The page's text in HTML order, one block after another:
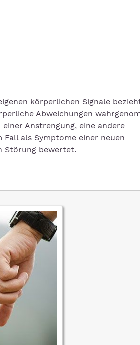
körperlichen Signale
Abweichungen
Anstrengung, eine andere
als Symptome einer neuen
Störung bewertet.